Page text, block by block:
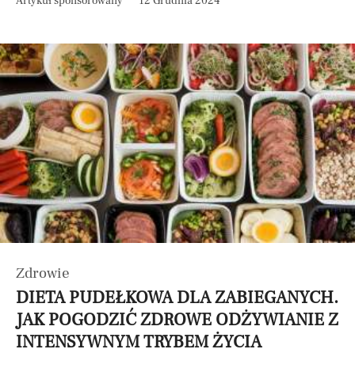
Zdrowie
DIETA PUDEŁKOWA DLA ZABIEGANYCH.
JAK POGODZIĆ ZDROWE ODŻYWIANIE Z
INTENSYWNYM TRYBEM ŻYCIA